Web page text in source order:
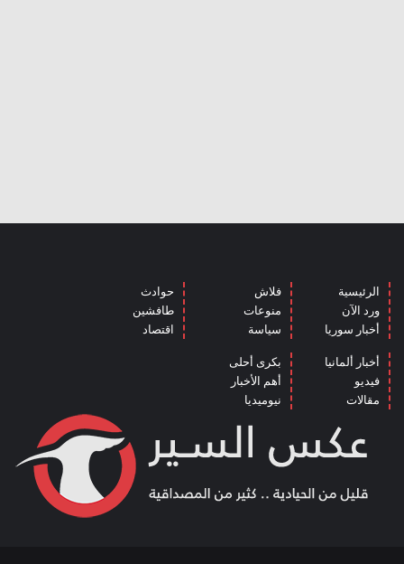
الرئيسية
ورد الآن
أخبار سوريا
فلاش
منوعات
سياسة
حوادث
طافشين
اقتصاد
أخبار ألمانيا
فيديو
مقالات
بكرى أحلى
أهم الأخبار
نيوميديا